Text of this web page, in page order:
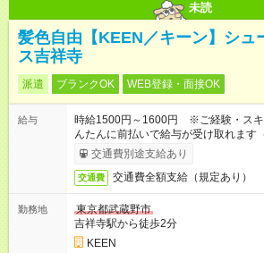
未読
髪色自由【KEEN／キーン】シ
ス吉祥寺
派遣 ブランクOK WEB登録・面接OK
給与
時給1500円～1600円 ※ご経験・スキ
んたんに前払いで給与が受け取れます
交通費別途支給あり
交通費 交通費全額支給（規定あり）
勤務地
東京都武蔵野市
吉祥寺駅から徒歩2分
KEEN